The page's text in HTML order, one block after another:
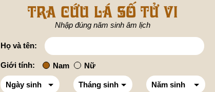
Tra cứu lá số tử vi
Nhập đúng năm sinh âm lịch
Họ và tên:
Giới tính: Nam Nữ